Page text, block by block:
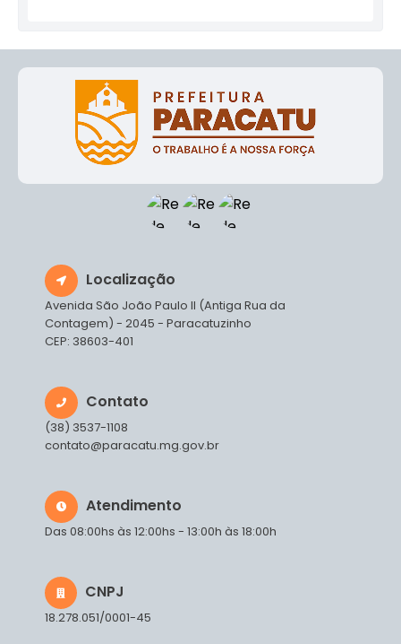
Localização
Avenida São João Paulo II (Antiga Rua da
Contagem) - 2045 - Paracatuzinho
CEP: 38603-401
Contato
(38) 3537-1108
contato@paracatu.mg.gov.br
Atendimento
Das 08:00hs às 12:00hs - 13:00h às 18:00h
CNPJ
18.278.051/0001-45